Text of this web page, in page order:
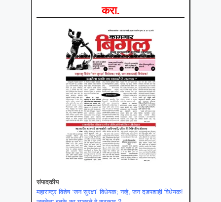
करा.
संपादकीय
महाराष्ट्र विशेष ‘जन सुरक्षा’ विधेयक; नव्हे, जन दडपशाही विधेयक!